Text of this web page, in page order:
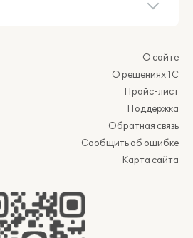
О сайте
О решениях 1С
Прайс-лист
Поддержка
Обратная связь
Сообщить об ошибке
Карта сайта